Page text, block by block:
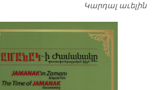
Կարդալ աւելին